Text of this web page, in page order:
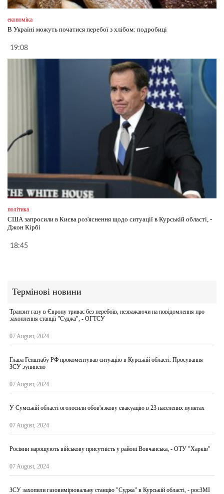
економіка
В Україні можуть початися перебої з хлібом: подробиці
19:08
політика
США запросили в Києва роз'яснення щодо ситуації в Курській області, -
Джон Кірбі
18:45
Термінові новини
Транзит газу в Європу триває без перебоїв, незважаючи на повідомлення про
захоплення станції "Суджа", - ОГТСУ
07 August, 2024
Глава Генштабу РФ прокоментував ситуацію в Курській області: Просування
ЗСУ зупинено
07 August, 2024
У Сумській області оголосили обов'язкову евакуацію в 23 населених пунктах
07 August, 2024
Росіяни нарощують військову присутність у районі Вовчанська, - ОТУ "Харків"
07 August, 2024
ЗСУ захопили газовимірювальну станцію "Суджа" в Курській області, - росЗМІ